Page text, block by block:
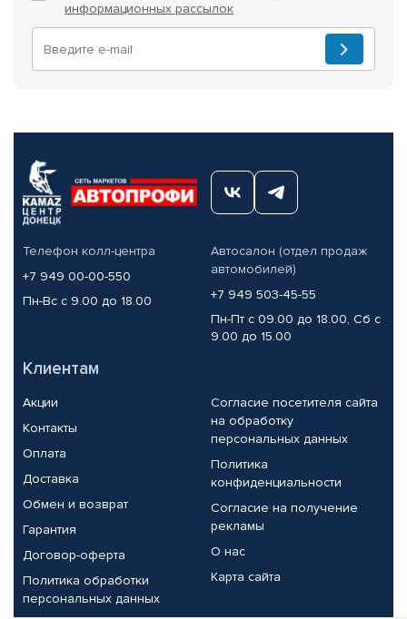
информационных рассылок
Телефон колл-центра
+7 949 00-00-550
Пн-Вс с 9.00 до 18.00
Автосалон (отдел продаж
автомобилей)
+7 949 503-45-55
Пн-Пт с 09.00 до 18.00, Сб с
9.00 до 15.00
Клиентам
Акции
Контакты
Оплата
Доставка
Обмен и возврат
Гарантия
Договор-оферта
Политика обработки
персональных данных
Согласие посетителя сайта
на обработку
персональных данных
Политика
конфиденциальности
Согласие на получение
рекламы
О нас
Карта сайта